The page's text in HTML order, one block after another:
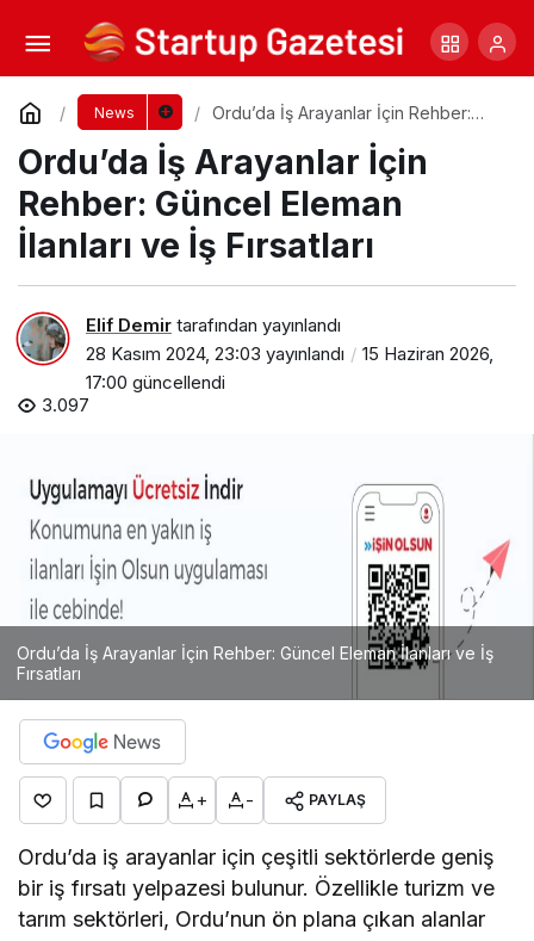
News
Ordu’da İş Arayanlar İçin Rehber:
Ordu’da İş Arayanlar İçin
Rehber: Güncel Eleman
İlanları ve İş Fırsatları
Elif Demir tarafından yayınlandı
28 Kasım 2024, 23:03 yayınlandı
15 Haziran 2026,
17:00 güncellendi
3.097
Ordu’da İş Arayanlar İçin Rehber: Güncel Eleman İlanları ve İş
Fırsatları
+ - PAYLAŞ
Ordu’da iş arayanlar için çeşitli sektörlerde geniş
bir iş fırsatı yelpazesi bulunur. Özellikle turizm ve
tarım sektörleri, Ordu’nun ön plana çıkan alanlar
Derya Güzel Kimdir?
Yorum Yap